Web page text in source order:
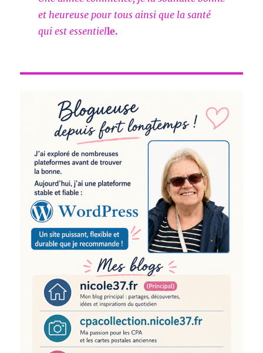
et heureuse pour tous ainsi que la santé
qui est essentielle.